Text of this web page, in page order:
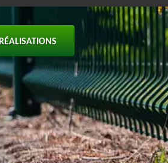
RÉALISATIONS